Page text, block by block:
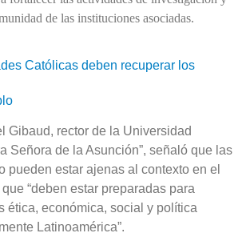
de las instituciones asociadas.
Católicas deben recuperar los
Gibaud, rector de la Universidad
Señora de la Asunción”, señaló que las
pueden estar ajenas al contexto en el
“deben estar preparadas para
ética, económica, social y política
Latinoamérica”.